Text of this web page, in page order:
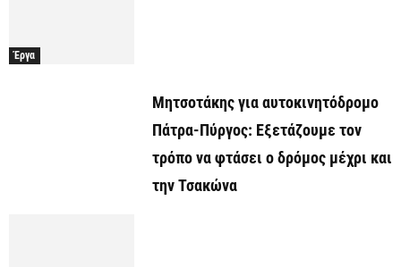
Έργα
Μητσοτάκης για αυτοκινητόδρομο
Πάτρα-Πύργος: Εξετάζουμε τον
τρόπο να φτάσει ο δρόμος μέχρι και
την Τσακώνα